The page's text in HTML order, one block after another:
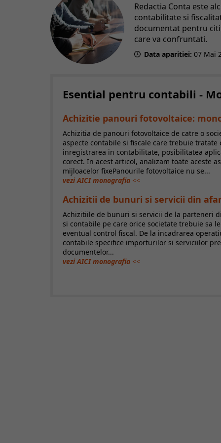
Redactia Conta este
contabilitate si
documentat pentru
care va confruntati.
Data aparitiei: 07 Mai
Esential pentru contabili -
Achizitie panouri fotovoltaice:
Achizitia de panouri fotovoltaice de catre o
aspecte contabile si fiscale care trebuie
inregistrarea in contabilitate, posibilitatea
corect. In acest articol, analizam toate aceste
mijloacelor fixePanourile fotovoltaice nu se...
vezi AICI monografia <<
Achizitii de bunuri si servicii din
Achizitiile de bunuri si servicii de la parteneri
si contabile pe care orice societate trebuie sa
eventual control fiscal. De la incadrarea
contabile specifice importurilor si serviciilor
documentelor...
vezi AICI monografia <<